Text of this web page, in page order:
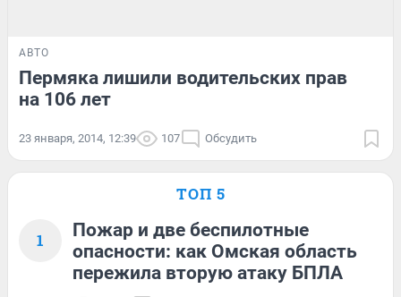
АВТО
Пермяка лишили водительских прав
на 106 лет
23 января, 2014, 12:39 107 Обсудить
ТОП 5
1
Пожар и две беспилотные
опасности: как Омская область
пережила вторую атаку БПЛА